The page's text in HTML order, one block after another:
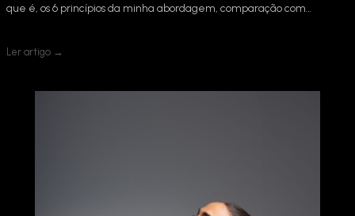
que é, os 6 princípios da minha abordagem, comparação com…
Ler artigo →